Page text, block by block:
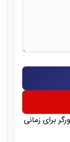
برای زمانی